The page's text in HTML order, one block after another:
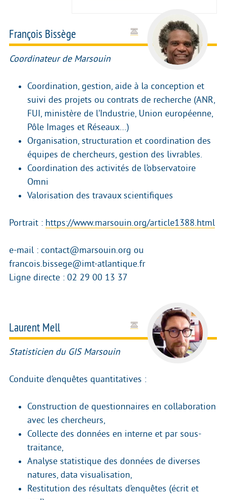
François Bissège
Coordinateur de Marsouin
Coordination, gestion, aide à la conception et
suivi des projets ou contrats de recherche (ANR,
FUI, ministère de l’Industrie, Union européenne,
Pôle Images et Réseaux…)
Organisation, structuration et coordination des
équipes de chercheurs, gestion des livrables.
Coordination des activités de l’observatoire
Omni
Valorisation des travaux scientifiques
Portrait : https://www.marsouin.org/article1388.html
e-mail : contact@marsouin.org ou
francois.bissege@imt-atlantique.fr
Ligne directe : 02 29 00 13 37
Laurent Mell
Statisticien du GIS Marsouin
Conduite d’enquêtes quantitatives :
Construction de questionnaires en collaboration
avec les chercheurs,
Collecte des données en interne et par sous-
traitance,
Analyse statistique des données de diverses
natures, data visualisation,
Restitution des résultats d’enquêtes (écrit et